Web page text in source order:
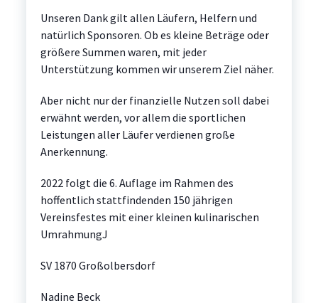
Unseren Dank gilt allen Läufern, Helfern und
natürlich Sponsoren. Ob es kleine Beträge oder
größere Summen waren, mit jeder
Unterstützung kommen wir unserem Ziel näher.
Aber nicht nur der finanzielle Nutzen soll dabei
erwähnt werden, vor allem die sportlichen
Leistungen aller Läufer verdienen große
Anerkennung.
2022 folgt die 6. Auflage im Rahmen des
hoffentlich stattfindenden 150 jährigen
Vereinsfestes mit einer kleinen kulinarischen
UmrahmungJ
SV 1870 Großolbersdorf
Nadine Beck